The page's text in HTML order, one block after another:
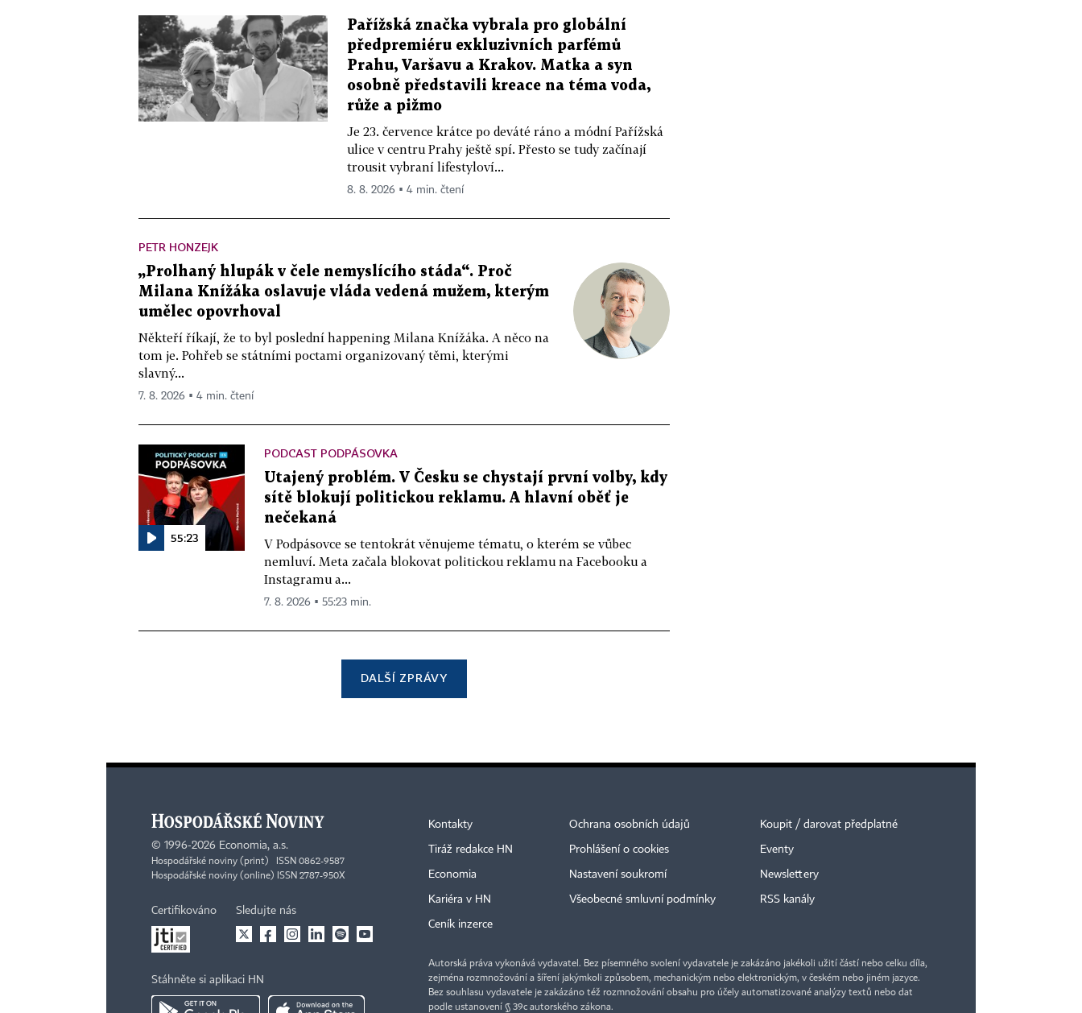
Pařížská značka vybrala pro globální
předpremiéru exkluzivních parfémů
Prahu, Varšavu a Krakov. Matka a syn
osobně představili kreace na téma voda,
růže a pižmo
Je 23. července krátce po deváté ráno a módní Pařížská
ulice v centru Prahy ještě spí. Přesto se tudy začínají
trousit vybraní lifestyloví...
8. 8. 2026 ▪ 4 min. čtení
PETR HONZEJK
„Prolhaný hlupák v čele nemyslícího stáda“. Proč
Milana Knížáka oslavuje vláda vedená mužem, kterým
umělec opovrhoval
Někteří říkají, že to byl poslední happening Milana Knížáka. A něco na
tom je. Pohřeb se státními poctami organizovaný těmi, kterými
slavný...
7. 8. 2026 ▪ 4 min. čtení
55:23
PODCAST PODPÁSOVKA
Utajený problém. V Česku se chystají první volby, kdy
sítě blokují politickou reklamu. A hlavní oběť je
nečekaná
V Podpásovce se tentokrát věnujeme tématu, o kterém se vůbec
nemluví. Meta začala blokovat politickou reklamu na Facebooku a
Instagramu a...
7. 8. 2026 ▪ 55:23 min.
DALŠÍ ZPRÁVY
© 1996-2026 Economia, a.s.
Hospodářské noviny (print) ISSN 0862-9587
Hospodářské noviny (online) ISSN 2787-950X
Certifikováno Sledujte nás
Stáhněte si aplikaci HN
Kontakty
Tiráž redakce HN
Economia
Kariéra v HN
Ceník inzerce
Ochrana osobních údajů
Prohlášení o cookies
Nastavení soukromí
Všeobecné smluvní podmínky
Koupit / darovat předplatné
Eventy
Newslettery
RSS kanály
Autorská práva vykonává vydavatel. Bez písemného svolení vydavatele je zakázáno jakékoli užití částí nebo celku díla,
zejména rozmnožování a šíření jakýmkoli způsobem, mechanickým nebo elektronickým, v českém nebo jiném jazyce.
Bez souhlasu vydavatele je zakázáno též rozmnožování obsahu pro účely automatizované analýzy textů nebo dat
podle ustanovení § 39c autorského zákona.